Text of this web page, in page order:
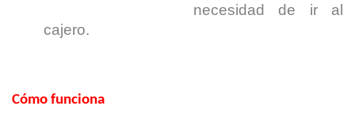
necesidad de ir al
cajero.
Cómo funciona